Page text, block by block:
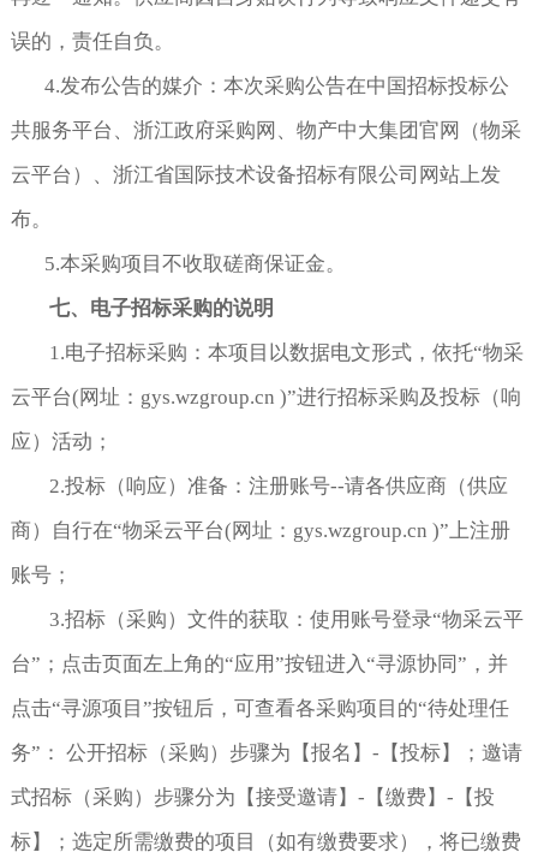
误的，责任自负。
4.发布公告的媒介：本次采购公告在中国招标投标公
共服务平台、浙江政府采购网、物产中大集团官网（物采
云平台）、浙江省国际技术设备招标有限公司网站上发
布。
5.本采购项目不收取磋商保证金。
七、电子招标采购的说明
1.电子招标采购：本项目以数据电文形式，依托“物采
云平台(网址：gys.wzgroup.cn )”进行招标采购及投标（响
应）活动；
2.投标（响应）准备：注册账号--请各供应商（供应
商）自行在“物采云平台(网址：gys.wzgroup.cn )”上注册
账号；
3.招标（采购）文件的获取：使用账号登录“物采云平
台”；点击页面左上角的“应用”按钮进入“寻源协同”，并
点击“寻源项目”按钮后，可查看各采购项目的“待处理任
务”： 公开招标（采购）步骤为【报名】-【投标】；邀请
式招标（采购）步骤分为【接受邀请】-【缴费】-【投
标】；选定所需缴费的项目（如有缴费要求），将已缴费